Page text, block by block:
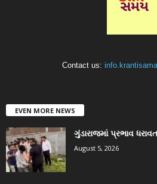
Contact us:
EVEN MORE NEWS
ગુંડારાજમાં પ્રભાવ
August 5, 2026